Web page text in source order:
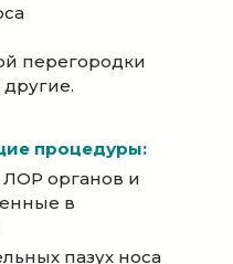
перегородки
процедуры:
органов и
в
пазух носа